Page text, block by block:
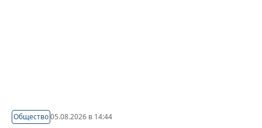
Общество05.08.2026 в 14:44